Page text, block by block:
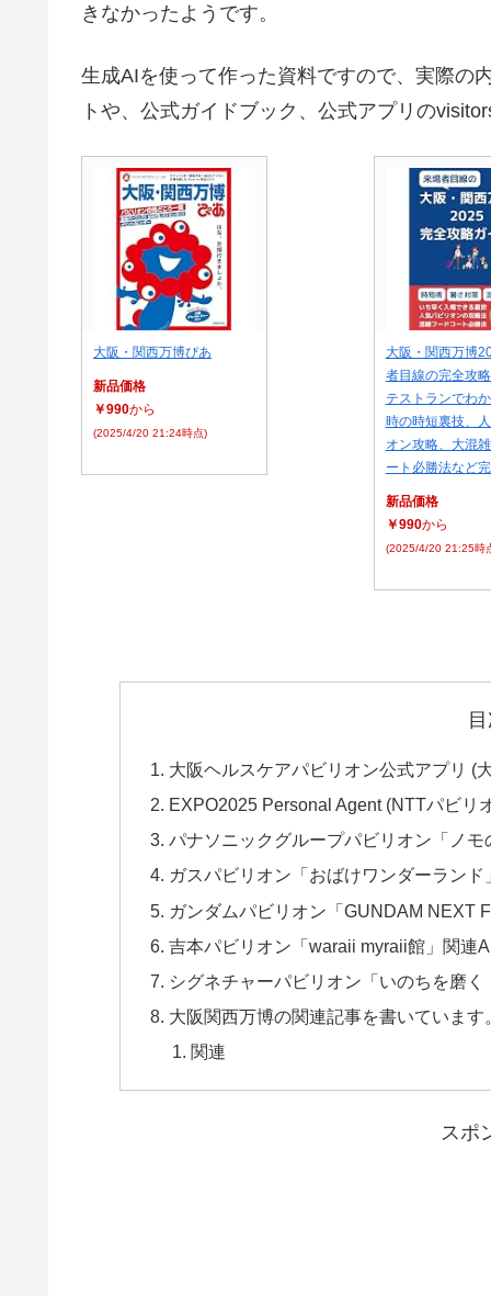
きなかったようです。
生成AIを使って作った資料ですので、実際の
トや、公式ガイドブック、公式アプリの
大阪・関西万博ぴあ
新品価格
￥990から
(2025/4/20 21:24時点)
大阪・関西万博
者目線の完全攻
テストランでわ
時の時短裏技、
オン攻略、大混
ート必勝法など
新品価格
￥990から
(2025/4/20 21:25時
大阪ヘルスケアパビリオン公式アプリ (
EXPO2025 Personal Agent (NTTパビリ
パナソニックグループパビリオン「ノ
ガスパビリオン「おばけワンダーラン
ガンダムパビリオン「GUNDAM NEXT
吉本パビリオン「waraii myraii館」関連
シグネチャーパビリオン「いのちを磨
大阪関西万博の関連記事を書いています
関連
スポ